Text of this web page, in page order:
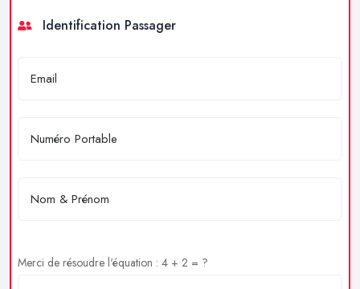
Identification Passager
Merci de résoudre l'équation : 4 + 2 = ?